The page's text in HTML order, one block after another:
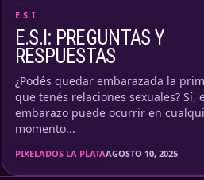
E.S.I
E.S.I: PREGUNTAS Y
RESPUESTAS
¿Podés quedar embarazada la
que tenés relaciones sexuales? Sí,
embarazo puede ocurrir en
momento...
PIXELADOS LA PLATAAGOSTO 10, 2025